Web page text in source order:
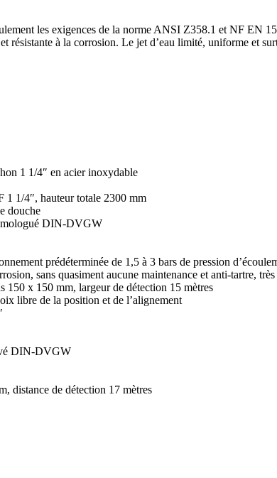
les exigences de la norme ANSI Z358.1 et NF EN
résistante à la corrosion. Le jet d’eau limité, uniforme et
1 1/4″ en acier inoxydable
1 1/4″, hauteur totale 2300 mm
douche
DIN-DVGW
prédéterminée de 1,5 à 3 bars de pression
sans quasiment aucune maintenance et anti-tartre,
x 150 mm, largeur de détection 15 mètres
libre de la position et de l’alignement
DIN-DVGW
distance de détection 17 mètres